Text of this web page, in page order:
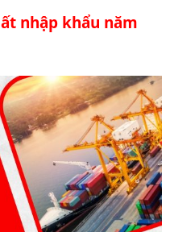
nhập khẩu năm